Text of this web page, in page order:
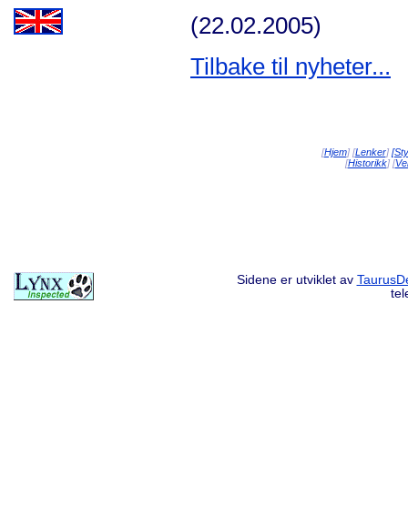
(22.02.2005)
Tilbake til nyheter...
[Hjem] [Lenker]
[Historikk] [
Sidene er utviklet av